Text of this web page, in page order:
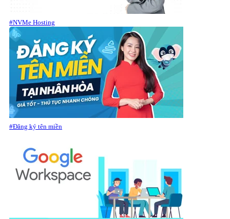
#NVMe Hosting
#Đăng ký tên miền